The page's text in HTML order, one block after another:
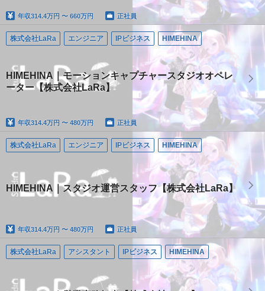
年収314.4万円 〜 660万円 正社員
株式会社LaRa エンジニア IPビジネス HIMEHINA
HIMEHINA｜モーションキャプチャースタジオオペレ
ーター【株式会社LaRa】
年収314.4万円 〜 480万円 正社員
株式会社LaRa エンジニア IPビジネス HIMEHINA
HIMEHINA｜スタジオ運営スタッフ【株式会社LaRa】
年収314.4万円 〜 480万円 正社員
株式会社LaRa アシスタント IPビジネス HIMEHINA